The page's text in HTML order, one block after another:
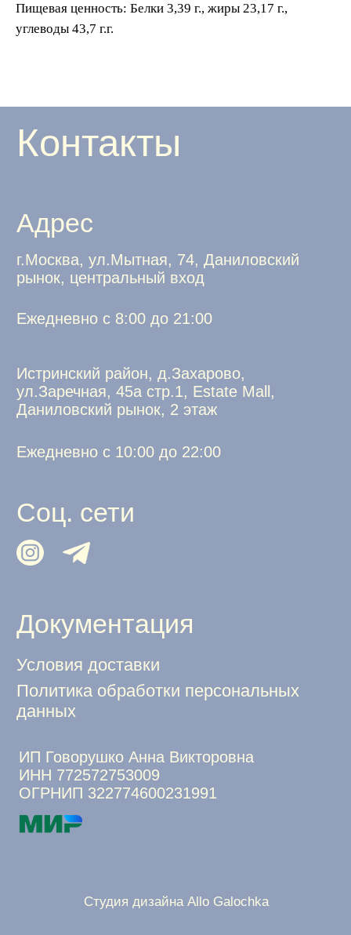
Пищевая ценность: Белки 3,39 г., жиры 23,17 г.,
углеводы 43,7 г.г.
Условия доставки
Политика обработки персональных
данных
Истринский район, д.Захарово,
Соц. сети
Документация
Студия дизайна Allo Galochka
ИНН 772572753009